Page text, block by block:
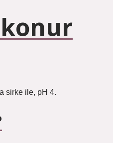
sirke ile, pH 4.